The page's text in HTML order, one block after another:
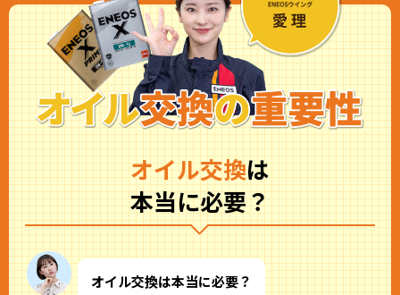
オイル交換は
本当に必要？
オイル交換は本当に必要？